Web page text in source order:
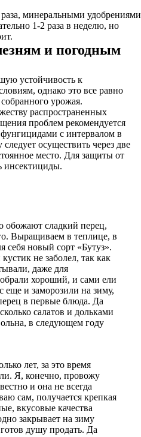
минеральными удобрениями
1-2 раза в неделю, но
и погодным
устойчивость к
однако это все равно
урожая.
распространенных
проблем рекомендуется
фунгицидами с интервалом в
осуществить через две
место. Для защиты от
инсектициды.
обожают сладкий перец,
Выращиваем в теплице, в
себя новый сорт «Бутуз».
не заболел, так как
даже для
хороший, и сами ели
еще и заморозили на зиму,
в первые блюда. Да
салатов и дольками
в следующем году
лет, за это время
Я, конечно, провожу
и она не всегда
сам, получается крепкая
вкусовые качества
закрывает на зиму
душу продать. Да